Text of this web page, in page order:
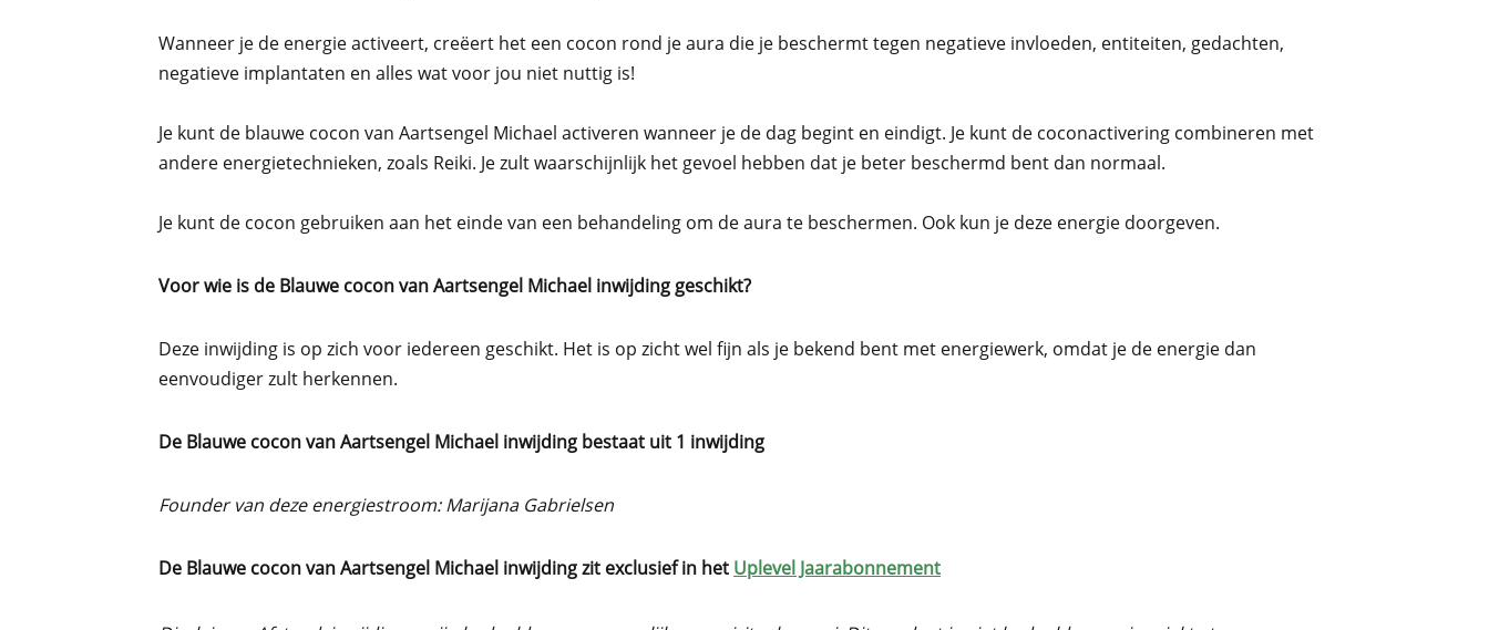
Wanneer je de energie activeert, creëert het een cocon rond je aura die je beschermt tegen negatieve invloeden, entiteiten, gedachten,
negatieve implantaten en alles wat voor jou niet nuttig is!
Je kunt de blauwe cocon van Aartsengel Michael activeren wanneer je de dag begint en eindigt. Je kunt de coconactivering combineren met
andere energietechnieken, zoals Reiki. Je zult waarschijnlijk het gevoel hebben dat je beter beschermd bent dan normaal.
Je kunt de cocon gebruiken aan het einde van een behandeling om de aura te beschermen. Ook kun je deze energie doorgeven.
Voor wie is de Blauwe cocon van Aartsengel Michael inwijding geschikt?
Deze inwijding is op zich voor iedereen geschikt. Het is op zicht wel fijn als je bekend bent met energiewerk, omdat je de energie dan
eenvoudiger zult herkennen.
De Blauwe cocon van Aartsengel Michael inwijding bestaat uit 1 inwijding
Founder van deze energiestroom: Marijana Gabrielsen
De Blauwe cocon van Aartsengel Michael inwijding zit exclusief in het Uplevel Jaarabonnement